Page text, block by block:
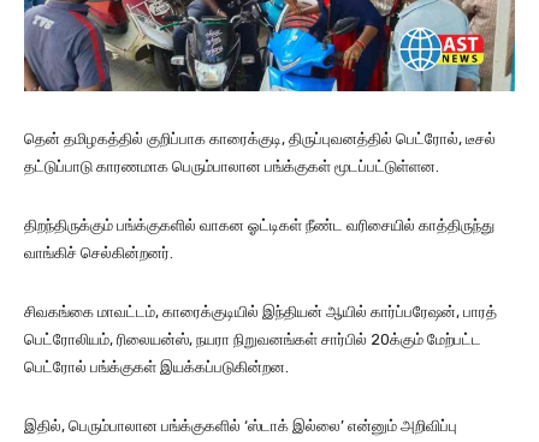
தென் தமிழகத்தில் குறிப்பாக காரைக்குடி, திருப்புவனத்தில் பெட்ரோல், டீசல்
தட்டுப்பாடு காரணமாக பெரும்பாலான பங்க்குகள் மூடப்பட்டுள்ளன.
திறந்திருக்கும் பங்க்குகளில் வாகன ஓட்டிகள் நீண்ட வரிசையில் காத்திருந்து
வாங்கிச் செல்கின்றனர்.
சிவகங்கை மாவட்டம், காரைக்குடியில் இந்தியன் ஆயில் கார்ப்பரேஷன், பாரத்
பெட்ரோலியம், ரிலையன்ஸ், நயரா நிறுவனங்கள் சார்பில் 20க்கும் மேற்பட்ட
பெட்ரோல் பங்க்குகள் இயக்கப்படுகின்றன.
இதில், பெரும்பாலான பங்க்குகளில் ‘ஸ்டாக் இல்லை’ என்னும் அறிவிப்பு